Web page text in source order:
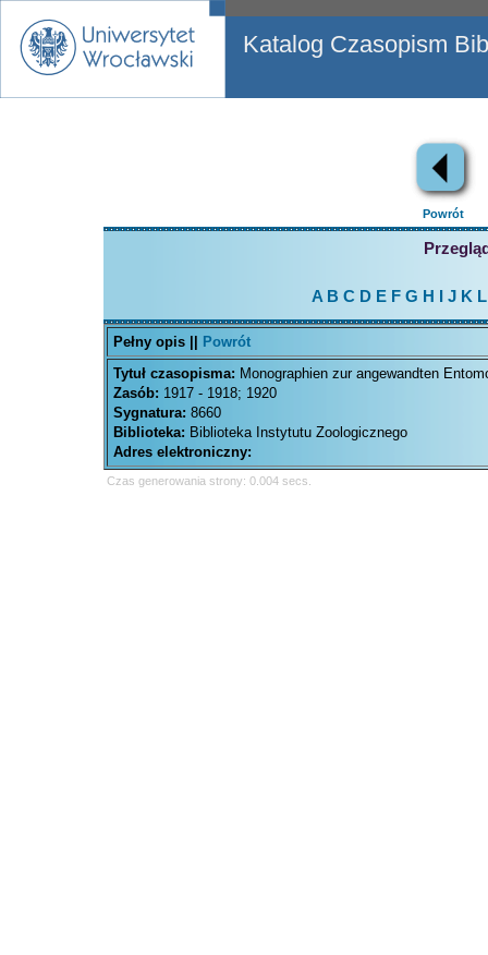
Katalog Czasopism
Powrót
A B C D EFG H J K L
Pełny opis ||
Powrót
Tytuł czasopisma: Monographien zur angewandten
Zasób: 1917 - 1918; 1920
Sygnatura: 8660
Biblioteka: Biblioteka Instytutu Zoologicznego
Adres elektroniczny:
Czas generowania strony: 0.004 secs.